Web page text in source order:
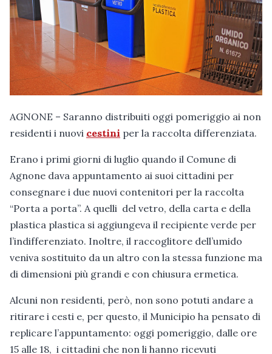
AGNONE – Saranno distribuiti oggi pomeriggio ai non
residenti i nuovi cestini per la raccolta differenziata.
Erano i primi giorni di luglio quando il Comune di
Agnone dava appuntamento ai suoi cittadini per
consegnare i due nuovi contenitori per la raccolta
“Porta a porta”. A quelli del vetro, della carta e della
plastica plastica si aggiungeva il recipiente verde per
l’indifferenziato. Inoltre, il raccoglitore dell’umido
veniva sostituito da un altro con la stessa funzione ma
di dimensioni più grandi e con chiusura ermetica.
Alcuni non residenti, però, non sono potuti andare a
ritirare i cesti e, per questo, il Municipio ha pensato di
replicare l’appuntamento: oggi pomeriggio, dalle ore
15 alle 18, i cittadini che non li hanno ricevuti